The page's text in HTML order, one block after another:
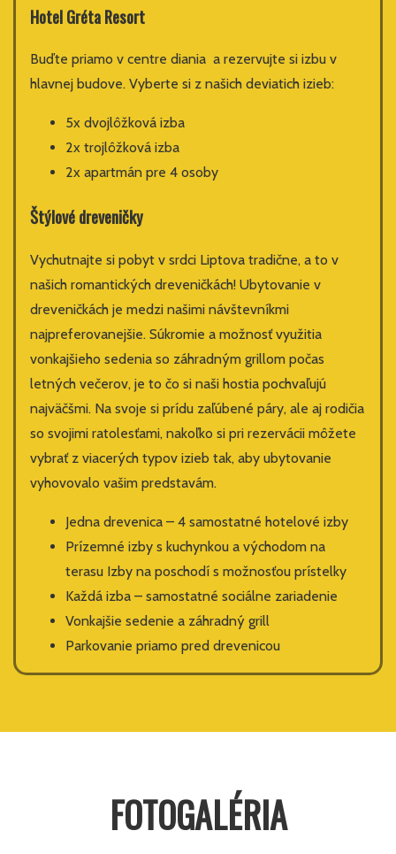
Hotel Gréta Resort
Buďte priamo v centre diania a rezervujte si izbu v
hlavnej budove. Vyberte si z našich deviatich izieb:
5x dvojlôžková izba
2x trojlôžková izba
2x apartmán pre 4 osoby
Štýlové dreveničky
Vychutnajte si pobyt v srdci Liptova tradične, a to v
našich romantických dreveničkách! Ubytovanie v
dreveničkách je medzi našimi návštevníkmi
najpreferovanejšie. Súkromie a možnosť využitia
vonkajšieho sedenia so záhradným grillom počas
letných večerov, je to čo si naši hostia pochvaľujú
najväčšmi. Na svoje si prídu zaľúbené páry, ale aj rodičia
so svojimi ratolesťami, nakoľko si pri rezervácii môžete
vybrať z viacerých typov izieb tak, aby ubytovanie
vyhovovalo vašim predstavám.
Jedna drevenica – 4 samostatné hotelové izby
Prízemné izby s kuchynkou a východom na
terasu Izby na poschodí s možnosťou prístelky
Každá izba – samostatné sociálne zariadenie
Vonkajšie sedenie a záhradný grill
Parkovanie priamo pred drevenicou
FOTOGALÉRIA